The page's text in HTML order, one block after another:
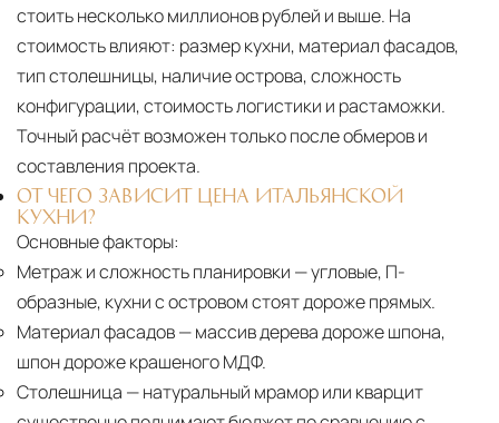
стоить несколько миллионов рублей и выше. На
стоимость влияют: размер кухни, материал фасадов,
тип столешницы, наличие острова, сложность
конфигурации, стоимость логистики и растаможки.
Точный расчёт возможен только после обмеров и
составления проекта.
ОТ ЧЕГО ЗАВИСИТ ЦЕНА ИТАЛЬЯНСКОЙ
КУХНИ?
Основные факторы:
Метраж и сложность планировки — угловые, П-
образные, кухни с островом стоят дороже прямых.
Материал фасадов— массив дерева дороже шпона,
шпон дороже крашеного МДФ.
Столешница — натуральный мрамор или кварцит